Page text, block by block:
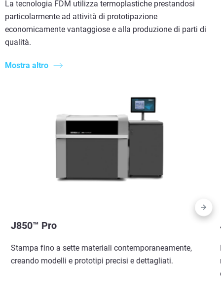
La tecnologia FDM utilizza termoplastiche prestandosi
particolarmente ad attività di prototipazione
economicamente vantaggiose e alla produzione di parti di
qualità.
Mostra altro
J850™ Pro
Stampa fino a sette materiali contemporaneamente,
creando modelli e prototipi precisi e dettagliati.